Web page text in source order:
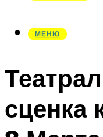
МЕНЮ
МЕНЮ
сценка